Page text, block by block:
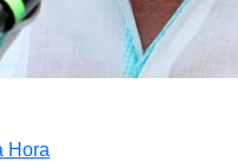
Hora